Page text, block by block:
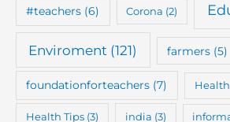
#teachers (6) Corona (2)
Enviroment (121) farmers (5)
foundationforteachers (7) Health
Health Tips(3) india (3)